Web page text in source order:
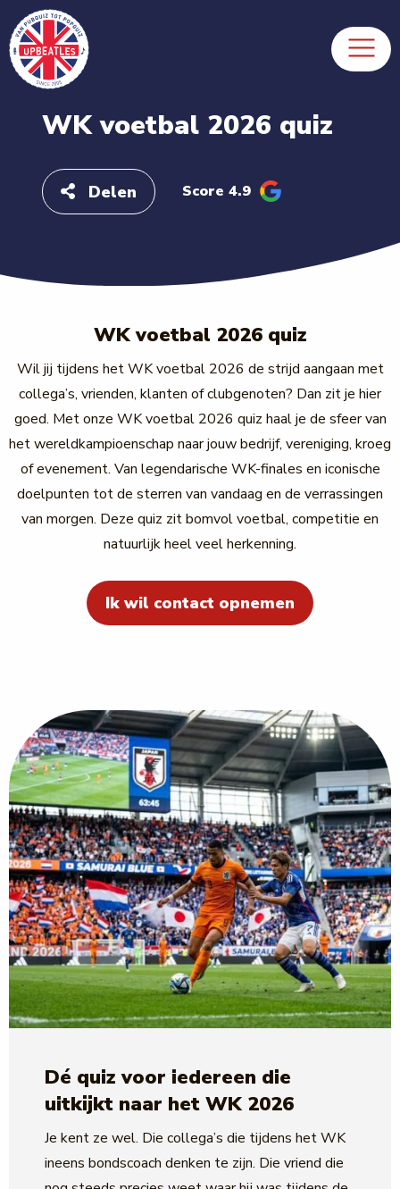
WK voetbal 2026 quiz
Delen Score 4.9
WK voetbal 2026 quiz
Wil jij tijdens het WK voetbal 2026 de strijd aangaan met
collega’s, vrienden, klanten of clubgenoten? Dan zit je hier
goed. Met onze WK voetbal 2026 quiz haal je de sfeer van
het wereldkampioenschap naar jouw bedrijf, vereniging, kroeg
of evenement. Van legendarische WK-finales en iconische
doelpunten tot de sterren van vandaag en de verrassingen
van morgen. Deze quiz zit bomvol voetbal, competitie en
natuurlijk heel veel herkenning.
Ik wil contact opnemen
Dé quiz voor iedereen die
uitkijkt naar het WK 2026
Je kent ze wel. Die collega’s die tijdens het WK
ineens bondscoach denken te zijn. Die vriend die